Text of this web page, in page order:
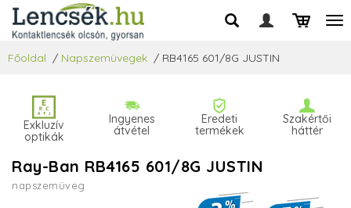
Főoldal / Napszemüvegek / RB4165 601/8G JUSTIN
Exkluzív
optikák
Ingyenes
átvétel
Eredeti
termékek
Szakértői
háttér
Ray-Ban RB4165 601/8G JUSTIN
napszemüveg